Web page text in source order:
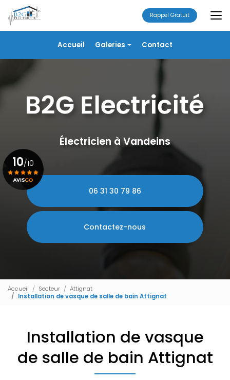
au
contenu
principal
Accueil Galeries
Chauffage/VMC
Portails
Contact
Rappel Gratuit
Électricien à Vandeins
06 31 30 79 86
Contactez-nous
10/10
Voir le certificat
Accueil Secteur
Attignat
Installation de vasque de salle de bain Attignat
Installation de vasque
de salle de bain Attignat